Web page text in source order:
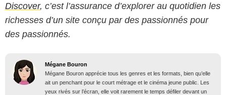
Discover, c’est l’assurance d’explorer au quotidien les
richesses d’un site conçu par des passionnés pour
des passionnés.
Mégane Bouron
Mégane Bouron apprécie tous les genres et les formats, bien qu’elle
ait un penchant pour le court métrage et le cinéma jeune public. Les
yeux rivés sur l’écran, elle voit rarement le temps défiler devant un